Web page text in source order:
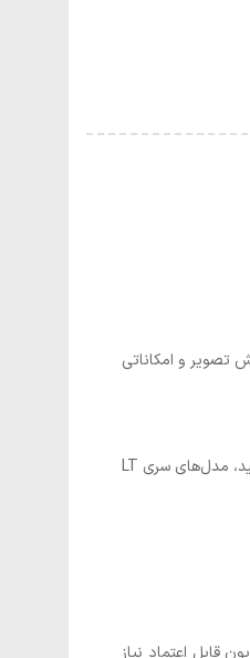
تصویر و امکاناتی
عرضه می‌شود، اما بیشتر برای مصارف عمومی طراحی شده است. اگر به دنبال تلویزیونی با قیمت اقتصادی‌تر و امکانات استاندارد هستید، مدل‌های سری LT
قابل اعتماد نیاز